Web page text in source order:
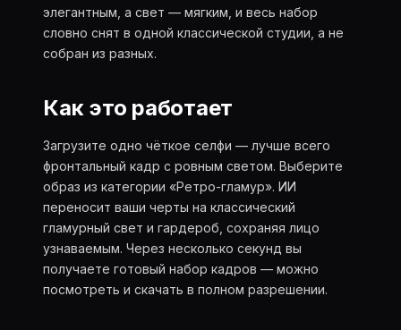
элегантным, а свет — мягким, и весь набор
словно снят в одной классической студии, а не
собран из разных.
Как это работает
Загрузите одно чёткое селфи — лучше всего
фронтальный кадр с ровным светом. Выберите
образ из категории «Ретро-гламур». ИИ
переносит ваши черты на классический
гламурный свет и гардероб, сохраняя лицо
узнаваемым. Через несколько секунд вы
получаете готовый набор кадров — можно
посмотреть и скачать в полном разрешении.